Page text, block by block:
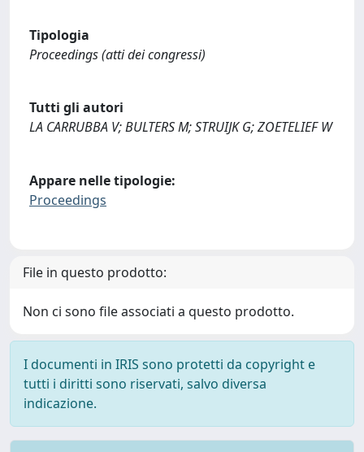
Tipologia
Proceedings (atti dei congressi)
Tutti gli autori
LA CARRUBBA V; BULTERS M; STRUIJK G; ZOETELIEF W
Appare nelle tipologie:
Proceedings
File in questo prodotto:
Non ci sono file associati a questo prodotto.
I documenti in IRIS sono protetti da copyright e
tutti i diritti sono riservati, salvo diversa
indicazione.